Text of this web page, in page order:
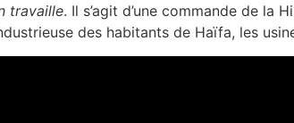
travaille. Il s’agit d’une commande de
des habitants de Haïfa, les